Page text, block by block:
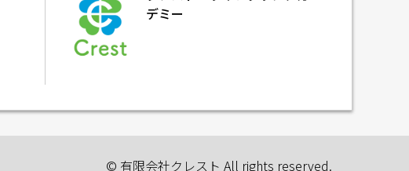
デミー
© 有限会社クレスト All rights reserved.